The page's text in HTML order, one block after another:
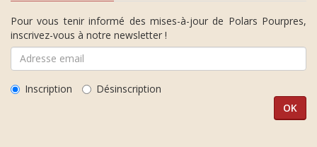
Pour vous tenir informé des mises-à-jour de Polars Pourpres,
inscrivez-vous à notre newsletter !
Inscription Désinscription